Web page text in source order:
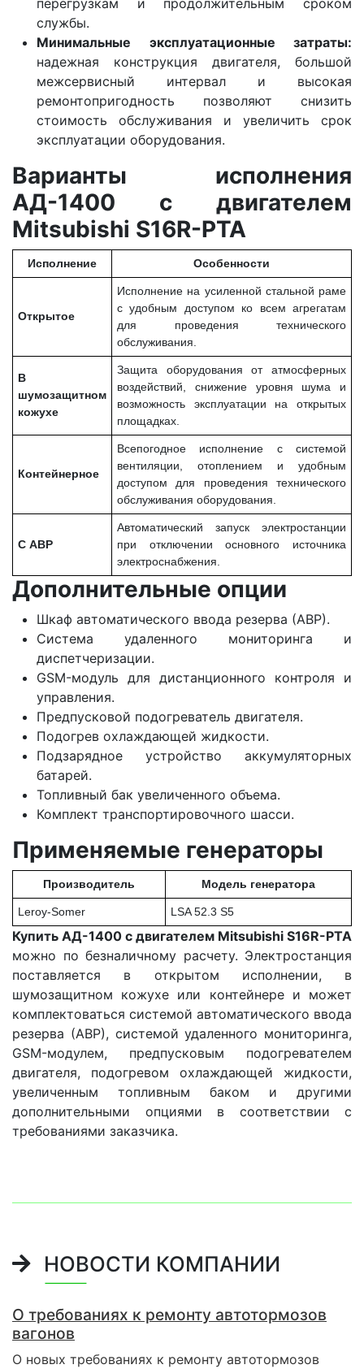
службы.
Минимальные эксплуатационные затраты:
надежная конструкция двигателя, большой
межсервисный интервал и высокая
ремонтопригодность позволяют снизить
стоимость обслуживания и увеличить срок
эксплуатации оборудования.
Варианты исполнения
АД-1400 с двигателем
Mitsubishi S16R-PTA
Исполнение Особенности
Открытое
Исполнение на усиленной стальной раме
с удобным доступом ко всем агрегатам
для проведения технического
обслуживания.
В
шумозащитном
кожухе
Защита оборудования от атмосферных
воздействий, снижение уровня шума и
возможность эксплуатации на открытых
площадках.
Контейнерное
Всепогодное исполнение с системой
вентиляции, отоплением и удобным
доступом для проведения технического
обслуживания оборудования.
С АВР
Автоматический запуск электростанции
при отключении основного источника
электроснабжения.
Дополнительные опции
Шкаф автоматического ввода резерва (АВР).
Система удаленного мониторинга и
диспетчеризации.
GSM-модуль для дистанционного контроля и
управления.
Предпусковой подогреватель двигателя.
Подогрев охлаждающей жидкости.
Подзарядное устройство аккумуляторных
батарей.
Топливный бак увеличенного объема.
Комплект транспортировочного шасси.
Применяемые генераторы
Производитель Модель генератора
Leroy-Somer LSA 52.3 S5
Купить АД-1400 с двигателем Mitsubishi S16R-PTA
можно по безналичному расчету. Электростанция
поставляется в открытом исполнении, в
шумозащитном кожухе или контейнере и может
комплектоваться системой автоматического ввода
резерва (АВР), системой удаленного мониторинга,
GSM-модулем, предпусковым подогревателем
двигателя, подогревом охлаждающей жидкости,
увеличенным топливным баком и другими
дополнительными опциями в соответствии с
требованиями заказчика.
НОВОСТИ КОМПАНИИ
О требованиях к ремонту автотормозов
вагонов
О новых требованиях к ремонту автотормозов